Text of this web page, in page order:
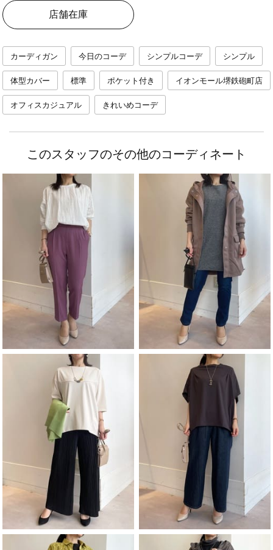
店舗在庫
カーディガン 今日のコーデ シンプルコーデ シンプル
体型カバー 標準 ポケット付き イオンモール堺鉄砲町店
オフィスカジュアル きれいめコーデ
このスタッフのその他のコーディネート